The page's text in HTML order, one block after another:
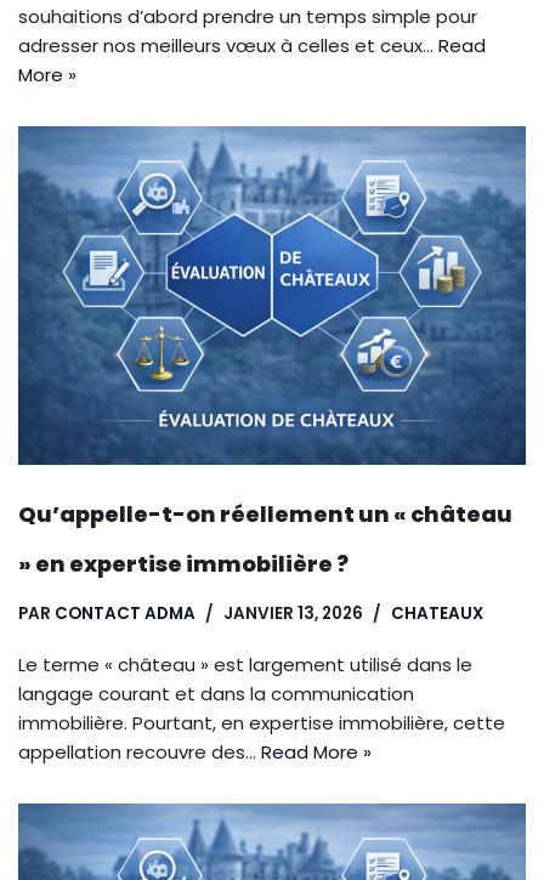
souhaitions d’abord prendre un temps simple pour
adresser nos meilleurs vœux à celles et ceux… Read
More »
Qu’appelle-t-on réellement un « château
» en expertise immobilière ?
PAR CONTACT ADMA JANVIER 13, 2026 CHATEAUX
Le terme « château » est largement utilisé dans le
langage courant et dans la communication
immobilière. Pourtant, en expertise immobilière, cette
appellation recouvre des… Read More »